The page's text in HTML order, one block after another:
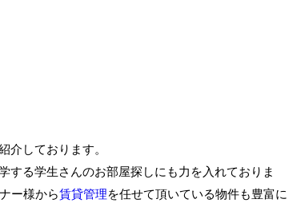
介しております。
する学生さんのお部屋探しにも力を入れておりま
ー様から賃貸管理を任せて頂いている物件も豊富に